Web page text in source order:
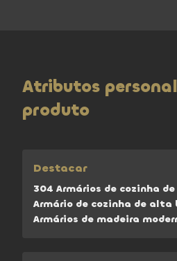
Atributos
produto
Destacar
304 Armários de cozinha
Armário de cozinha de alta
Armários de madeira